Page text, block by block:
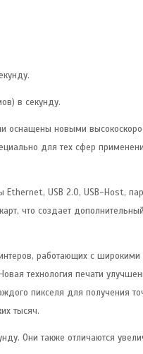
в секунду.
новыми
для тех сфер
USB 2.0, USB-Host,
что создает
работающих с широкими
технология печати
пикселя для получения
тысяч.
Они также отличаются